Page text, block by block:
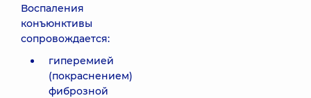
Воспаления
конъюнктивы
сопровождается:
гиперемией
(покраснением)
фиброзной